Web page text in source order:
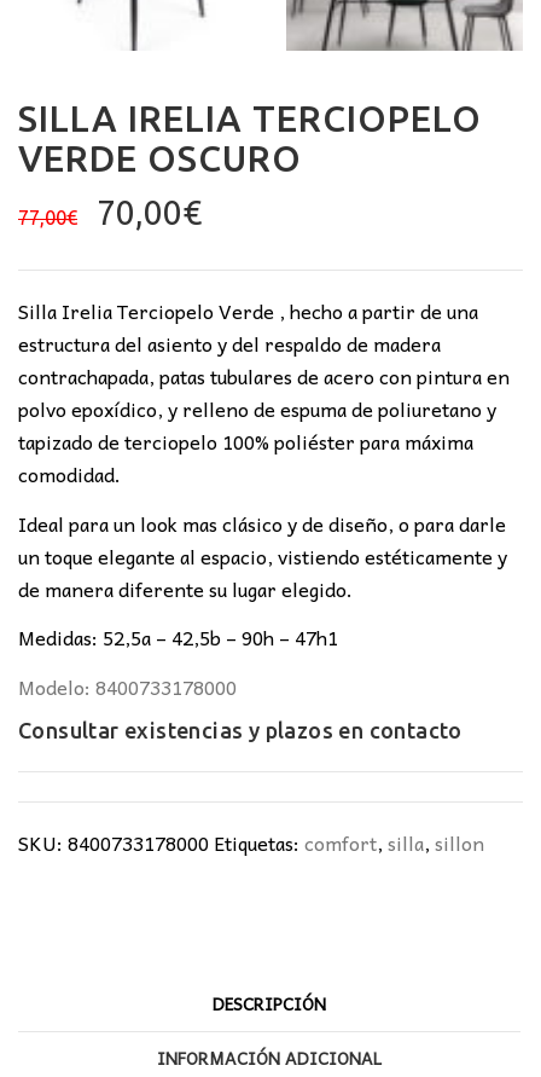
SILLA IRELIA TERCIOPELO
VERDE OSCURO
77,00€
El
original
era:
77,00€.
70,00€El
actual
es:
70,00€.
Silla Irelia Terciopelo Verde , hecho a partir de una
estructura del asiento y del respaldo de madera
contrachapada, patas tubulares de acero con pintura en
polvo epoxídico, y relleno de espuma de poliuretano y
tapizado de terciopelo 100% poliéster para máxima
comodidad.
Ideal para un look mas clásico y de diseño, o para darle
un toque elegante al espacio, vistiendo estéticamente y
de manera diferente su lugar elegido.
Medidas: 52,5a – 42,5b – 90h – 47h1
Modelo: 8400733178000
Consultar existencias y plazos en contacto
SKU: 8400733178000Etiquetas: comfort,silla,sillon
DESCRIPCIÓN
INFORMACIÓN ADICIONAL